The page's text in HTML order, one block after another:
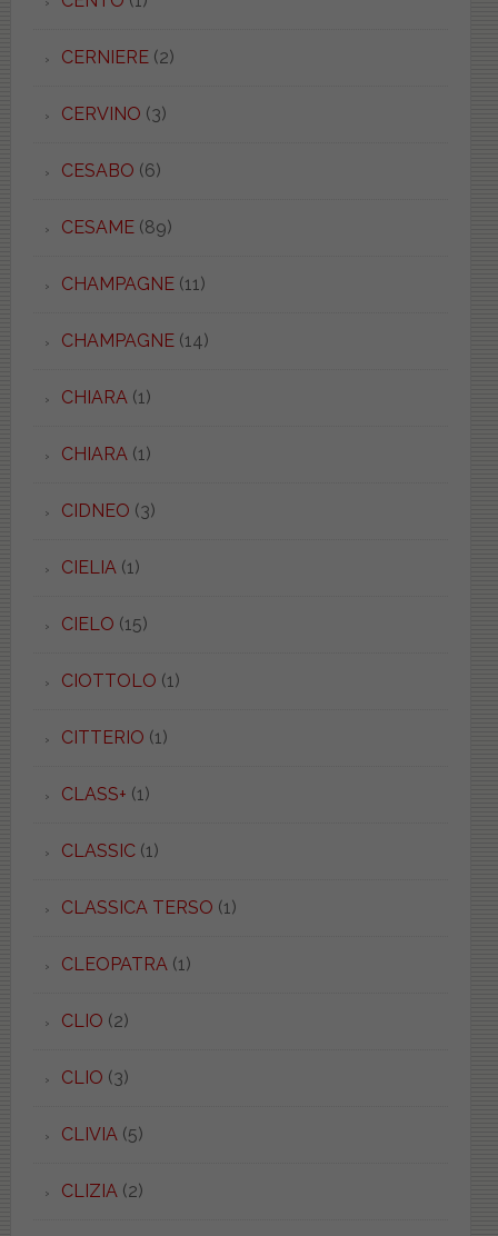
CERNIERE(2)
CERVINO (3)
CESABO (6)
CESAME(89)
CHAMPAGNE(11)
CHAMPAGNE(14)
CHIARA(1)
CHIARA(1)
CIDNEO (3)
CIELIA(1)
CIELO (15)
CIOTTOLO (1)
CITTERIO (1)
CLASS+ (1)
CLASSIC(1)
CLASSICA TERSO (1)
CLEOPATRA(1)
CLIO (2)
CLIO (3)
CLIVIA(5)
CLIZIA(2)